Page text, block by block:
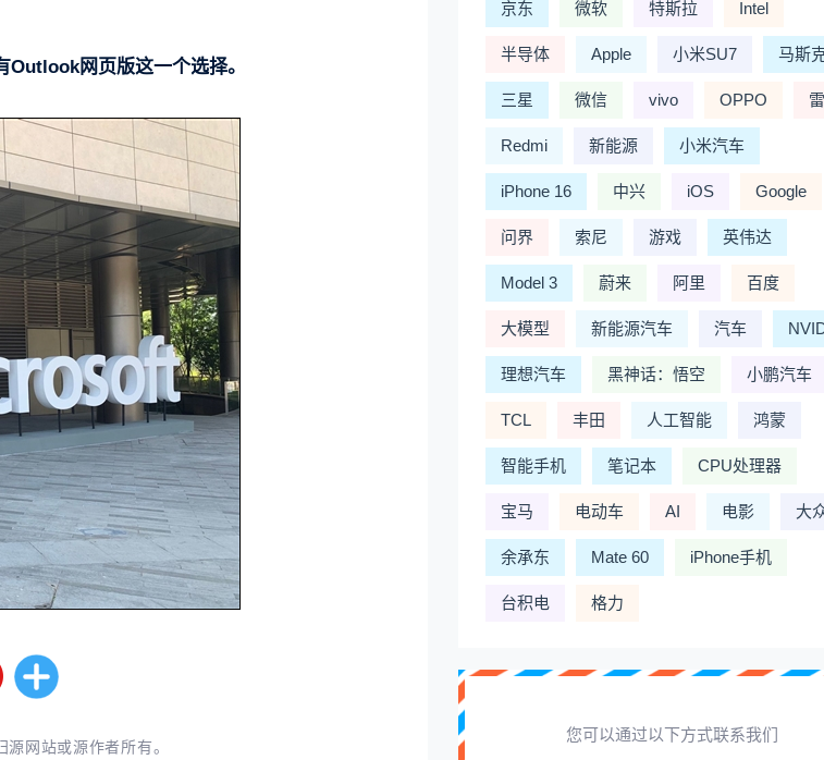
网页版这一个选择。
网站或源作者所有。
京东 微软 特斯拉 Intel
半导体 Apple 小米SU7 马斯
三星 微信 vivo OPPO
Redmi 新能源 小米汽车
iPhone 16 中兴 iOS Google
问界 索尼 游戏 英伟达
Model 3 蔚来 阿里 百度
大模型 新能源汽车 汽车
理想汽车 黑神话：悟空 小鹏汽车
TCL 丰田 人工智能 鸿蒙
智能手机 笔记本 CPU处理器
宝马 电动车 AI 电影 大
余承东 Mate 60 iPhone手机
台积电 格力
您可以通过以下方式联系我们